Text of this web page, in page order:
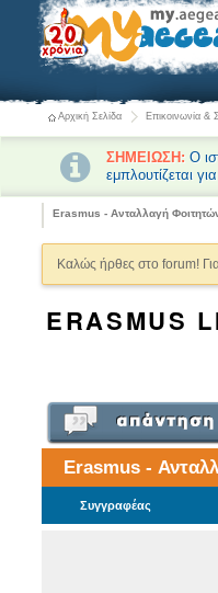
Αρχική Σελίδα Επικοινωνία &
ΣΗΜΕΙΩΣΗ: Ο
εμπλουτίζεται
Erasmus - Ανταλλαγή
Καλώς ήρθες στο forum!
ERASMUS
Erasmus -
Συγγραφέας